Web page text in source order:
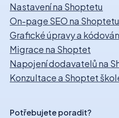
Nastavení na Shoptetu
On-page SEO na Shoptetu
Grafické úpravy a
Migrace na Shoptet
Napojení dodavatelů na
Konzultace a Shoptet
Potřebujete poradit?